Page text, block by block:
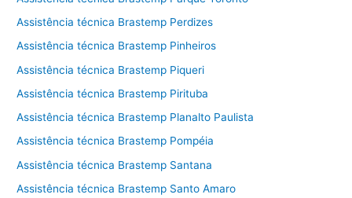
Assistência técnica Brastemp Perdizes
Assistência técnica Brastemp Pinheiros
Assistência técnica Brastemp Piqueri
Assistência técnica Brastemp Pirituba
Assistência técnica Brastemp Planalto Paulista
Assistência técnica Brastemp Pompéia
Assistência técnica Brastemp Santana
Assistência técnica Brastemp Santo Amaro